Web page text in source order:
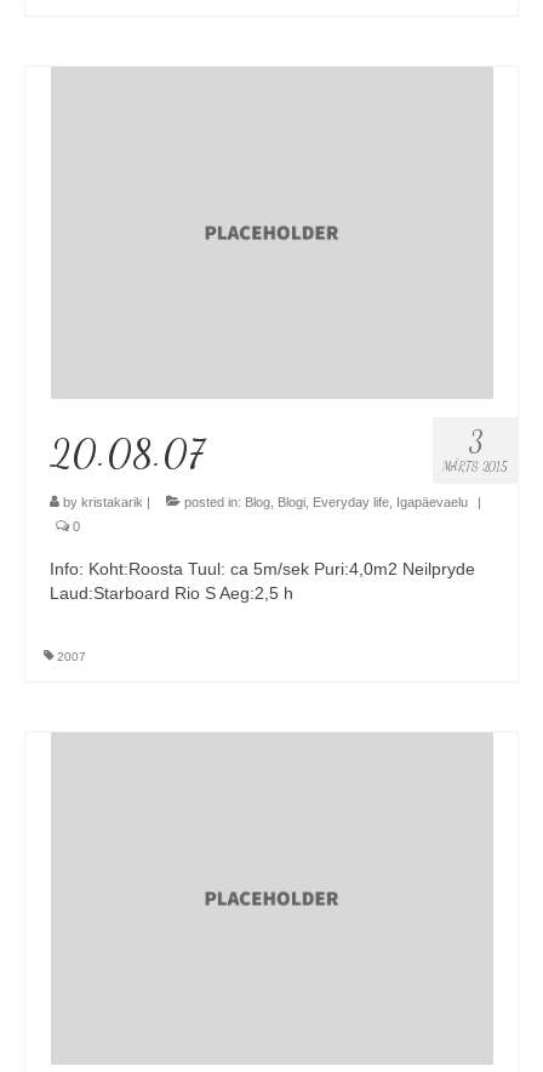
3
MÄRTS 2015
20.08.07
by kristakarik | posted in: Blog Blogi Everyday life Igapäevaelu
|
0
Info: Koht:Roosta Tuul: ca 5m/sek Puri:4,0m2 Neilpryde
Laud:Starboard Rio S Aeg:2,5 h
2007